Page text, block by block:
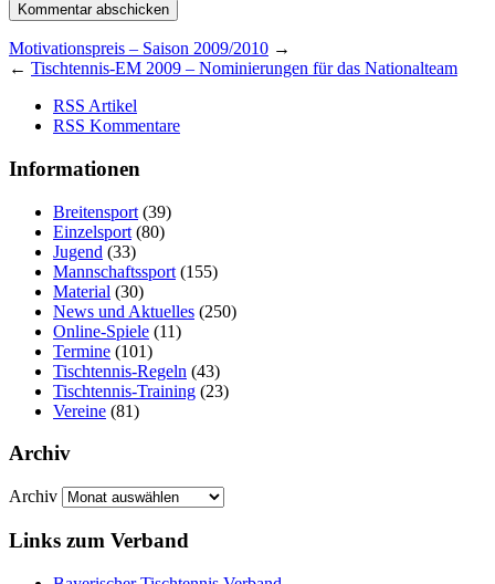
Motivationspreis – Saison 2009/2010 →
← Tischtennis-EM 2009 – Nominierungen für das Nationalteam
RSS Artikel
RSS Kommentare
Informationen
Breitensport (39)
Einzelsport (80)
Jugend (33)
Mannschaftssport (155)
Material (30)
News und Aktuelles (250)
Online-Spiele (11)
Termine (101)
Tischtennis-Regeln (43)
Tischtennis-Training (23)
Vereine (81)
Archiv
Archiv
Links zum Verband